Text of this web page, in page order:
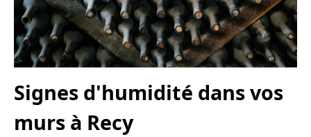
Signes d'humidité dans vos
murs à Recy